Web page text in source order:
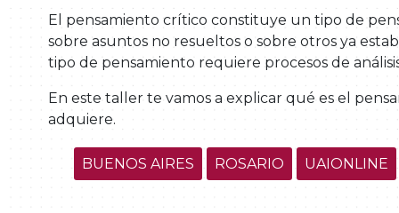
El pensamiento crítico constituye un tipo de
sobre asuntos no resueltos o sobre otros ya
tipo de pensamiento requiere procesos de
En este taller te vamos a explicar qué es el
adquiere.
BUENOS AIRES ROSARIO UAIONLINE